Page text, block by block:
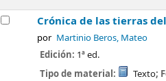
Crónica de las tierras
por Martinio Beros, Mateo
Edición: 1ª ed.
Tipo de material:
Texto;